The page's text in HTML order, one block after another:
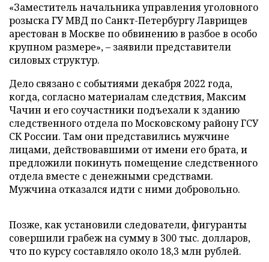
«Заместитель начальника управления уголовного
розыска ГУ МВД по Санкт-Петербургу Лаврищев
арестован в Москве по обвинению в разбое в особо
крупном размере», – заявили представители
силовых структур.
Дело связано с событиями декабря 2022 года,
когда, согласно материалам следствия, Максим
Чачин и его соучастники подъехали к зданию
следственного отдела по Московскому району ГСУ
СК России. Там они представились мужчине
лицами, действовавшими от имени его брата, и
предложили покинуть помещение следственного
отдела вместе с денежными средствами.
Мужчина отказался идти с ними добровольно.
Позже, как установили следователи, фигуранты
совершили грабеж на сумму в 300 тыс. долларов,
что по курсу составляло около 18,3 млн рублей.